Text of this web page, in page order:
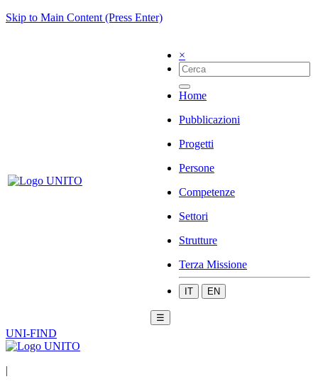
Skip to Main Content (Press Enter)
×
Home
Pubblicazioni
Progetti
Persone
Competenze
Settori
Strutture
Terza Missione
IT EN
☰
UNI-FIND
|